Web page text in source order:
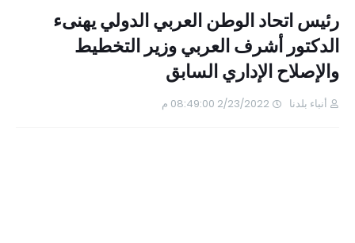
رئيس اتحاد الوطن العربي الدولي يهنىء
الدكتور أشرف العربي وزير التخطيط
والإصلاح الإداري السابق
أنباء بلدنا 2/23/2022 08:49:00 م